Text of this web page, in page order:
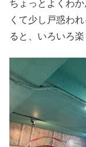
ちょっとよくわ
くて少し戸惑わ
ると、いろいろ